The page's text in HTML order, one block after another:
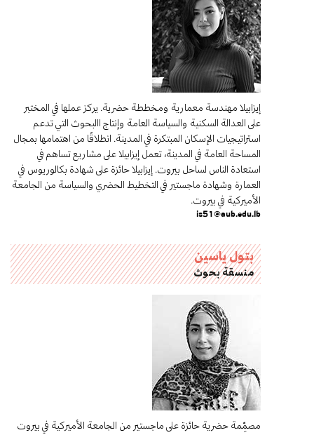
إيزابيلا مهندسة معمارية ومخططة حضرية. يركز عملها في المختبر
على العدالة السكنية والسياسة العامة وإنتاج االبحوث التي تدعم
استراتيجيات الإسكان المبتكرة في المدينة. انطلاقًا من اهتمامها بمجال
المساحة العامة في المدينة، تعمل إيزابيلا على مشاريع تساهم في
استعادة الناس لساحل بيروت. إيزابيلا حائزة على شهادة بكالوريوس في
العمارة وشهادة ماجستير في التخطيط الحضري والسياسة من الجامعة
الأميركية في بيروت.
is51@aub.edu.lb
بتول ياسين
منسقة بحوث
مصمِّمة حضرية حائزة على ماجستير من الجامعة الأميركية في بيروت